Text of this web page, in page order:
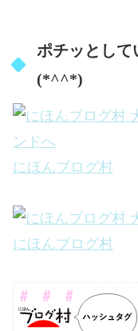
ポチッとして
(*^^*)
にほんブログ村
にほんブログ村